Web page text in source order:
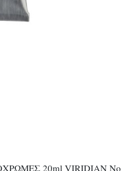
20ml VIRIDIAN No